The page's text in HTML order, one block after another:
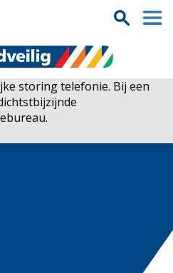
storing telefonie. Bij een